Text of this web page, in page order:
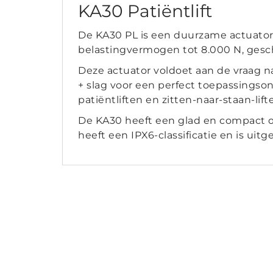
KA30 Patiëntlift
De KA30 PL is een duurzame
belastingvermogen tot 8.000 N,
Deze actuator voldoet aan de vraag
+ slag voor een perfect
patiëntliften en zitten-naar-staan-
De KA30 heeft een glad en compact
heeft een IPX6-classificatie en is